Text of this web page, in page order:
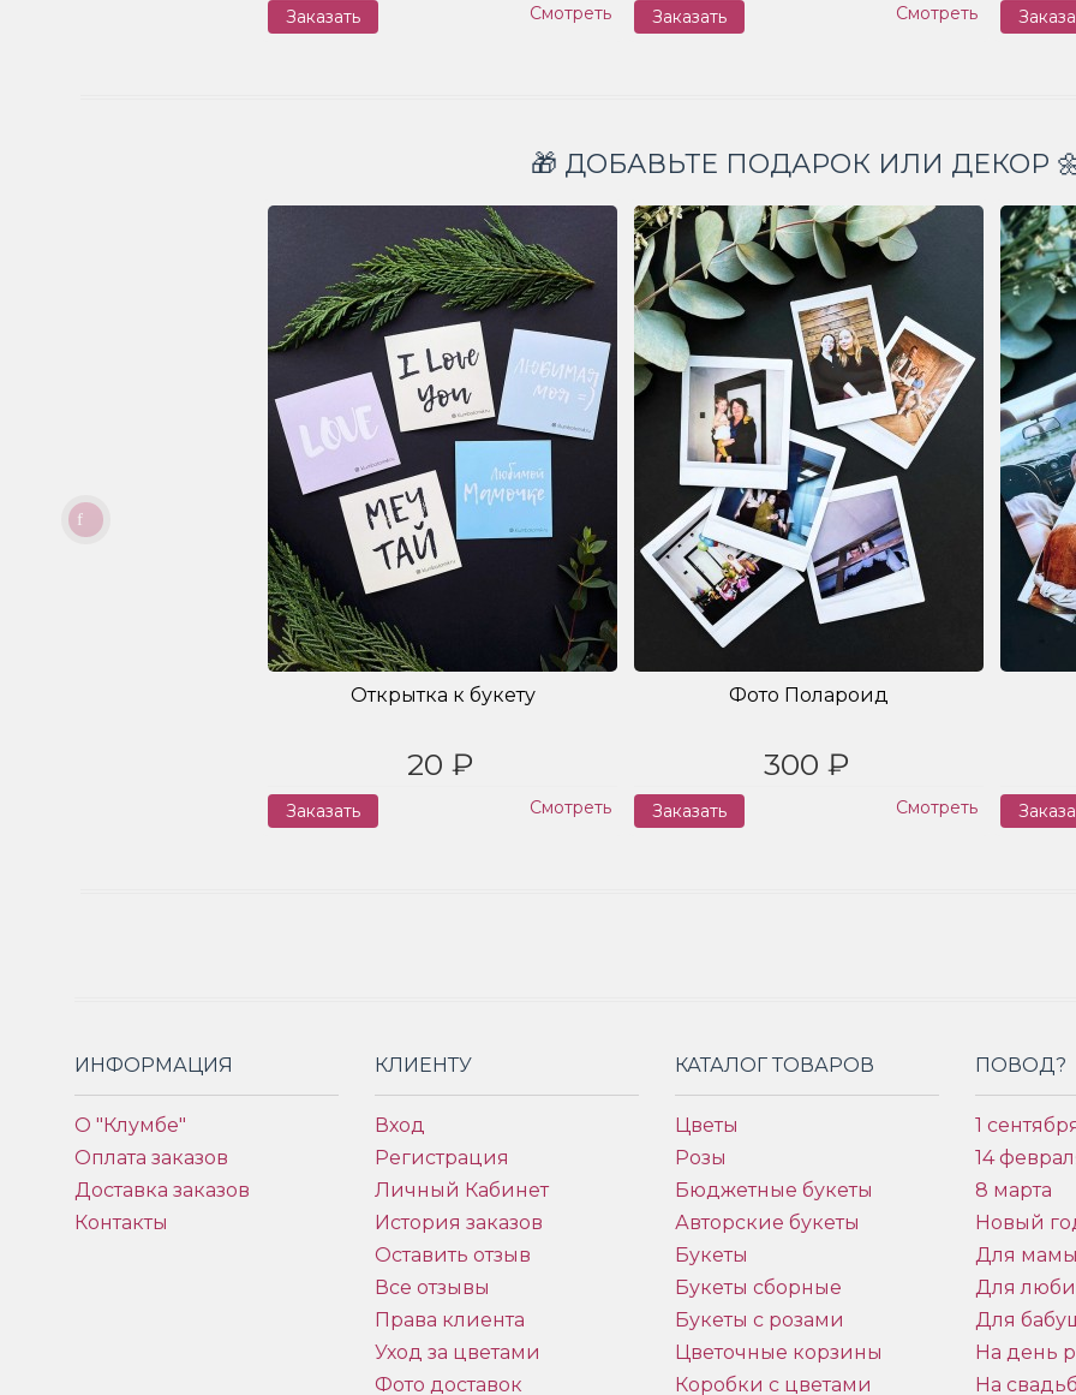
Заказать Смотреть Заказать Смотреть
🎁 ДОБАВЬТЕ ПОДАРОК ИЛИ ДЕКОР
Открытка к букету
20 ₽
Заказать Смотреть
Фото Полароид
300 ₽
Заказать Смотреть
ИНФОРМАЦИЯ
О "Клумбе"
Оплата заказов
Доставка заказов
Контакты
КЛИЕНТУ
Вход
Регистрация
Личный Кабинет
История заказов
Оставить отзыв
Все отзывы
Права клиента
Уход за цветами
Фото доставок
КАТАЛОГ ТОВАРОВ
Цветы
Розы
Бюджетные букеты
Авторские букеты
Букеты
Букеты сборные
Букеты с розами
Цветочные корзины
Коробки с цветами
ПОВОД?
1
14
8 марта
Новый
Для
Для
Для
На день
На